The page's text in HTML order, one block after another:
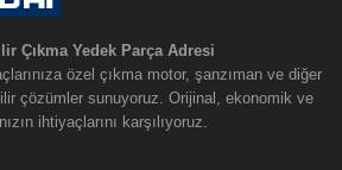
Çıkma Yedek Parça Adresi
özel çıkma motor, şanzıman ve diğer
çözümler sunuyoruz. Orijinal, ekonomik ve
ihtiyaçlarını karşılıyoruz.